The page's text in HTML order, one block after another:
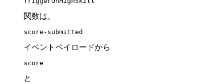
関数は、
score-submitted
イベントペイロードから
score
と